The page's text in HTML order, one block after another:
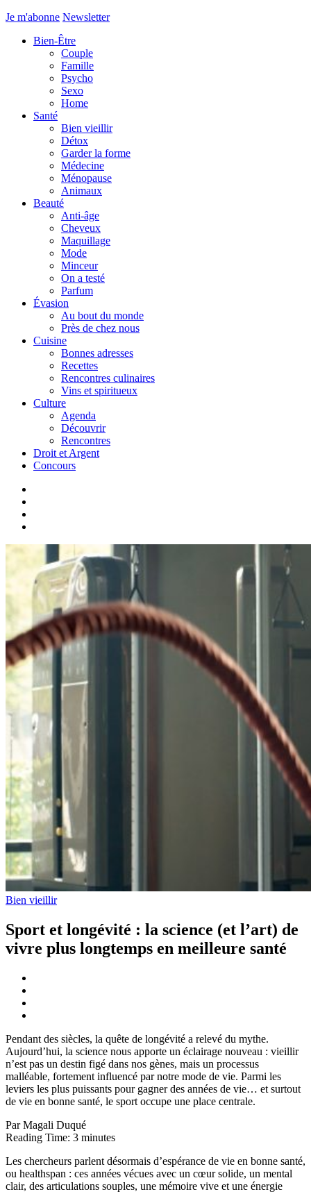
Je m'abonne Newsletter
Bien-Être
Couple
Famille
Psycho
Sexo
Home
Santé
Bien vieillir
Détox
Garder la forme
Médecine
Ménopause
Animaux
Beauté
Anti-âge
Cheveux
Maquillage
Mode
Minceur
On a testé
Parfum
Évasion
Au bout du monde
Près de chez nous
Cuisine
Bonnes adresses
Recettes
Rencontres culinaires
Vins et spiritueux
Culture
Agenda
Découvrir
Rencontres
Droit et Argent
Concours
Bien vieillir
Sport et longévité : la science (et l’art) de
vivre plus longtemps en meilleure santé
Pendant des siècles, la quête de longévité a relevé du mythe.
Aujourd’hui, la science nous apporte un éclairage nouveau : vieillir
n’est pas un destin figé dans nos gènes, mais un processus
malléable, fortement influencé par notre mode de vie. Parmi les
leviers les plus puissants pour gagner des années de vie… et surtout
de vie en bonne santé, le sport occupe une place centrale.
Par Magali Duqué
Reading Time: 3 minutes
Les chercheurs parlent désormais d’espérance de vie en bonne santé,
ou healthspan : ces années vécues avec un cœur solide, un mental
clair, des articulations souples, une mémoire vive et une énergie